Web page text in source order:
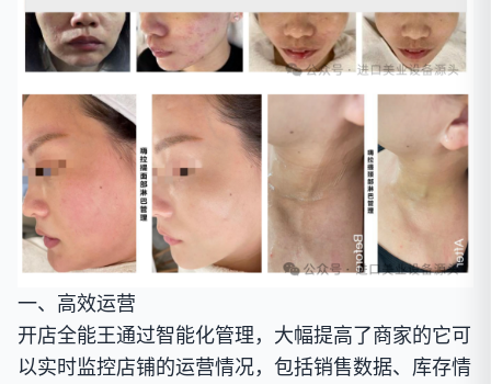
一、高效运营
开店全能王通过智能化管理，大幅提高了商家的它可
以实时监控店铺的运营情况，包括销售数据、库存情